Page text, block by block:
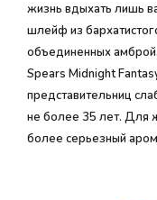
жизнь вдыхать лишь
шлейф из
объединенных
Spears Midnight
представительниц
не более 35 лет. Для
более серьезный